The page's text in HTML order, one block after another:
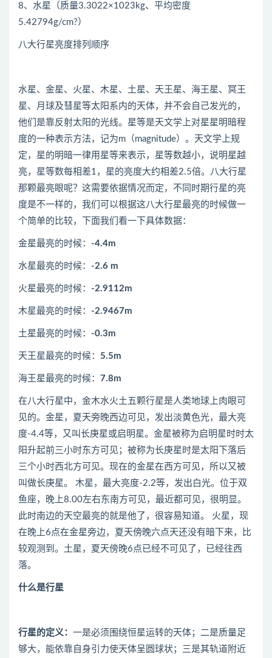
8、水星（质量3.3022×1023kg、平均密度
5.42794g/cm?）
八大行星亮度排列顺序
水星、金星、火星、木星、土星、天王星、海王星、冥王
星、月球及彗星等太阳系内的天体，并不会自己发光的，
他们是靠反射太阳的光线。星等是天文学上对星星明暗程
度的一种表示方法，记为m（magnitude）。天文学上规
定，星的明暗一律用星等来表示，星等数越小，说明星越
亮，星等数每相差1，星的亮度大约相差2.5倍。八大行星
那颗最亮眼呢？这需要依据情况而定，不同时期行星的亮
度是不一样的，我们可以根据这八大行星最亮的时候做一
个简单的比较，下面我们看一下具体数据：
金星最亮的时候： -4.4m
水星最亮的时候： -2.6 m
火星最亮的时候： -2.9112m
木星最亮的时候： -2.9467m
土星最亮的时候： -0.3m
天王星最亮的时候： 5.5m
海王星最亮的时候： 7.8m
在八大行星中，金木水火土五颗行星是人类地球上肉眼可
见的。金星，夏天旁晚西边可见，发出淡黄色光，最大亮
度-4.4等，又叫长庚星或启明星。金星被称为启明星时时太
阳升起前三小时东方可见；被称为长庚星时是太阳下落后
三个小时西北方可见。现在的金星在西方可见，所以又被
叫做长庚星。 木星，最大亮度-2.2等，发出白光。位于双
鱼座，晚上8.00左右东南方可见，最近都可见，很明显。
此时南边的天空最亮的就是他了，很容易知道。 火星，现
在晚上6点在金星旁边，夏天傍晚六点天还没有暗下来，比
较观测到。土星，夏天傍晚6点已经不可见了，已经往西
落。
什么是行星
行星的定义： 一是必须围绕恒星运转的天体；二是质量足
够大，能依靠自身引力使天体呈圆球状；三是其轨道附近